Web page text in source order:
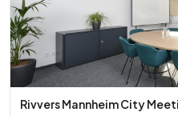
Rivvers Mannheim City